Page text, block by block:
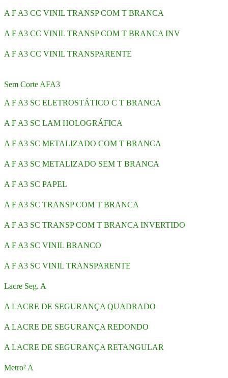
A F A3 CC VINIL TRANSP COM T BRANCA
A F A3 CC VINIL TRANSP COM T BRANCA INV
A F A3 CC VINIL TRANSPARENTE
Sem Corte AFA3
A F A3 SC ELETROSTÁTICO C T BRANCA
A F A3 SC LAM HOLOGRÁFICA
A F A3 SC METALIZADO COM T BRANCA
A F A3 SC METALIZADO SEM T BRANCA
A F A3 SC PAPEL
A F A3 SC TRANSP COM T BRANCA
A F A3 SC TRANSP COM T BRANCA INVERTIDO
A F A3 SC VINIL BRANCO
A F A3 SC VINIL TRANSPARENTE
Lacre Seg. A
A LACRE DE SEGURANÇA QUADRADO
A LACRE DE SEGURANÇA REDONDO
A LACRE DE SEGURANÇA RETANGULAR
Metro² A